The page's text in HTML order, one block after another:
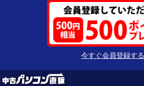
今すぐ会員登録する